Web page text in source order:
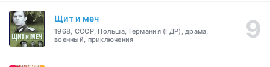
Щит и меч
1968, СССР, Польша, Германия (ГДР), драма,
военный, приключения